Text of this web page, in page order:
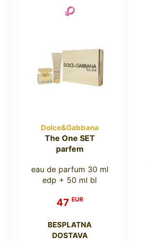
Dolce&Gabbana
The One SET
parfem
eau de parfum 30 ml
edp + 50 ml bl
47 EUR
BESPLATNA
DOSTAVA